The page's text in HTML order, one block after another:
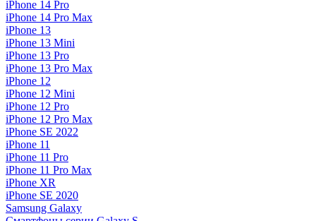
iPhone 14 Pro
iPhone 14 Pro Max
iPhone 13
iPhone 13 Mini
iPhone 13 Pro
iPhone 13 Pro Max
iPhone 12
iPhone 12 Mini
iPhone 12 Pro
iPhone 12 Pro Max
iPhone SE 2022
iPhone 11
iPhone 11 Pro
iPhone 11 Pro Max
iPhone XR
iPhone SE 2020
Samsung Galaxy